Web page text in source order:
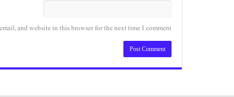
and website in this browser for the next time I comment.